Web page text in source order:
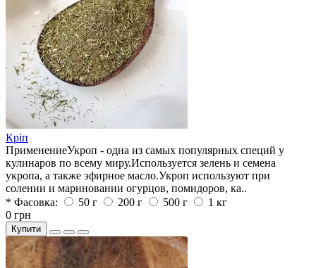
Кріп
ПрименениеУкроп - одна из самых популярных специй у
кулинаров по всему миру.Используется зелень и семена
укропа, а также эфирное масло.Укроп используют при
солении и мариновании огурцов, помидоров, ка..
* Фасовка:
50 г 200 г 500 г
1 кг
0 грн
Купити